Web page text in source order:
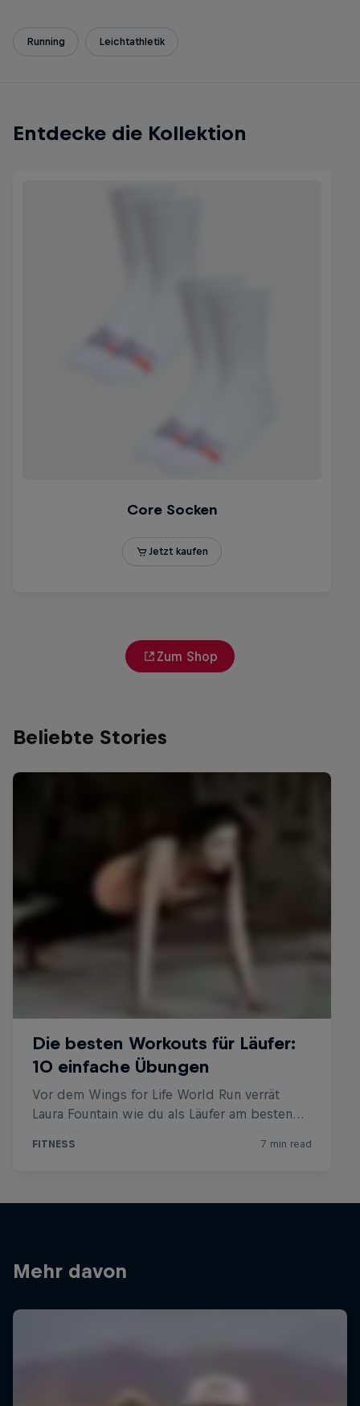
Running Leichtathletik
Entdecke die Kollektion
Zum Shop
Beliebte Stories
Mehr davon